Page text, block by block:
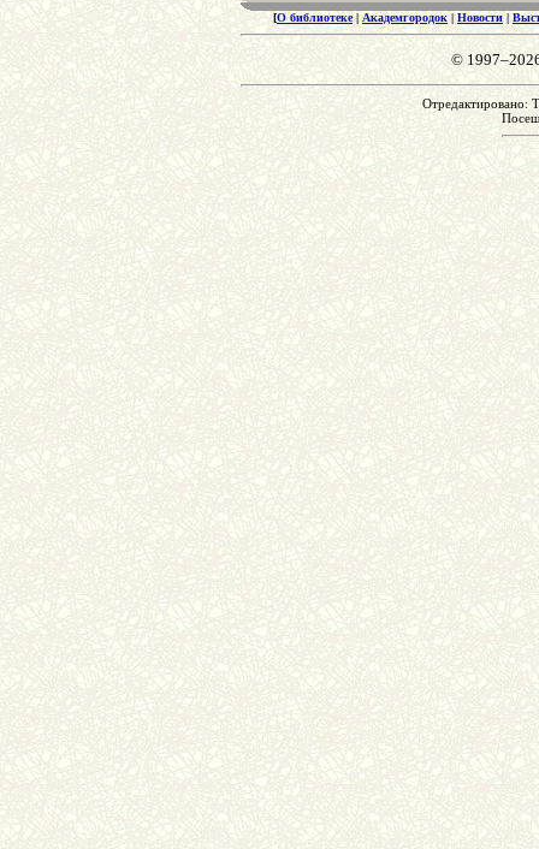
[О библиотеке| Академгородок | Новости |
©
Отредактировано: